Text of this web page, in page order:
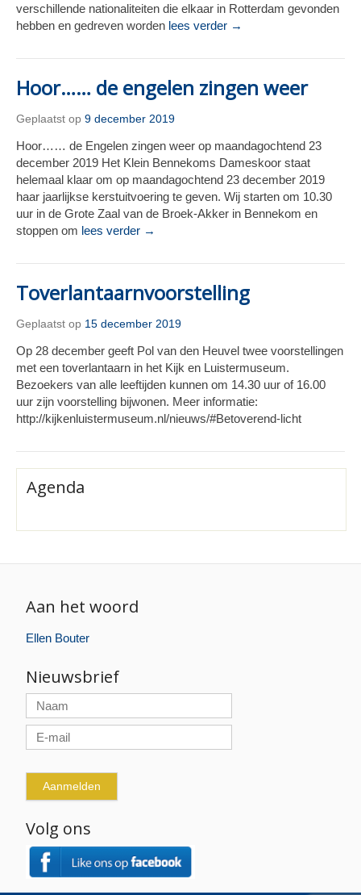
verschillende nationaliteiten die elkaar in Rotterdam gevonden
hebben en gedreven worden lees verder →
Hoor…… de engelen zingen weer
Geplaatst op 9 december 2019
Hoor…… de Engelen zingen weer op maandagochtend 23
december 2019 Het Klein Bennekoms Dameskoor staat
helemaal klaar om op maandagochtend 23 december 2019
haar jaarlijkse kerstuitvoering te geven. Wij starten om 10.30
uur in de Grote Zaal van de Broek-Akker in Bennekom en
stoppen om lees verder →
Toverlantaarnvoorstelling
Geplaatst op 15 december 2019
Op 28 december geeft Pol van den Heuvel twee voorstellingen
met een toverlantaarn in het Kijk en Luistermuseum.
Bezoekers van alle leeftijden kunnen om 14.30 uur of 16.00
uur zijn voorstelling bijwonen. Meer informatie:
http://kijkenluistermuseum.nl/nieuws/#Betoverend-licht
Agenda
Aan het woord
Ellen Bouter
Nieuwsbrief
Volg ons